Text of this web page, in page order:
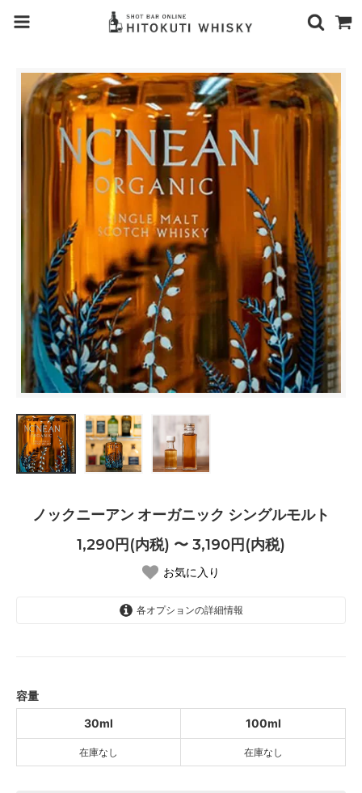
ノックニーアン オーガニック シングルモルト
1,290円(内税) 〜 3,190円(内税)
お気に入り
各オプションの詳細情報
容量
30ml
100ml
在庫なし 在庫なし